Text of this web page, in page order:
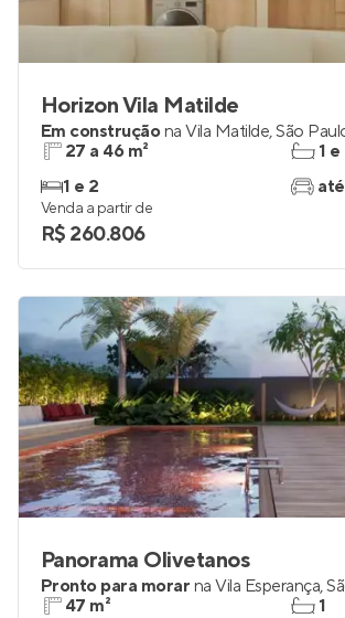
Horizon Vila Matilde
Em construçãona Vila Matilde,São
27 a 46 m²
1 e 2
1 e
até
Venda a partir de
R$ 260.806
Panorama Olivetanos
Pronto para morar na Vila Esperança,
47 m²
1